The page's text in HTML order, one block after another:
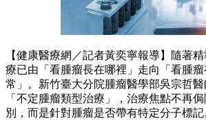
【健康醫療網／記者黃奕寧報導】隨著
療已由「看腫瘤長在哪裡」走向「看腫
常」。新竹臺大分院腫瘤醫學部吳宗哲
「不定腫瘤類型治療」，治療焦點不再
別，而是針對腫瘤是否帶有特定分子標